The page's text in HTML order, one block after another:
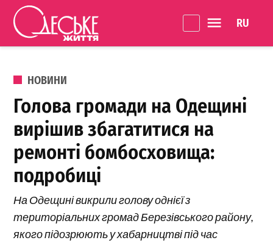
Перейти до вмісту
Життя
ОПУБЛІКОВАНО В
НОВИНИ
Голова громади на Одещині
вирішив збагатитися на
ремонті бомбосховища:
подробиці
На Одещині викрили голову однієї з
територіальних громад Березівського району,
якого підозрюють у хабарництві під час